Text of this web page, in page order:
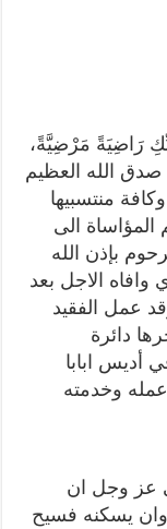
رَاضِيَةً مَرْضِيَّةً،
الله العظيم
منتسبيها
المؤاساة الى
بإذن الله
الاجل بعد
عمل الفقيد
دائرة
أديس ابابا
عمله وخدمته
عز وجل ان
وان يسكنه فسيح